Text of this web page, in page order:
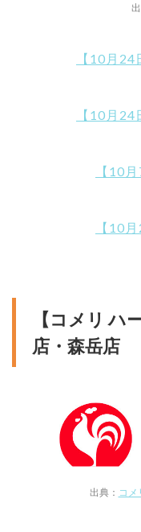
【10月
【10月
【10
【10
【コメリ ハ
店・森岳店
出典： コ